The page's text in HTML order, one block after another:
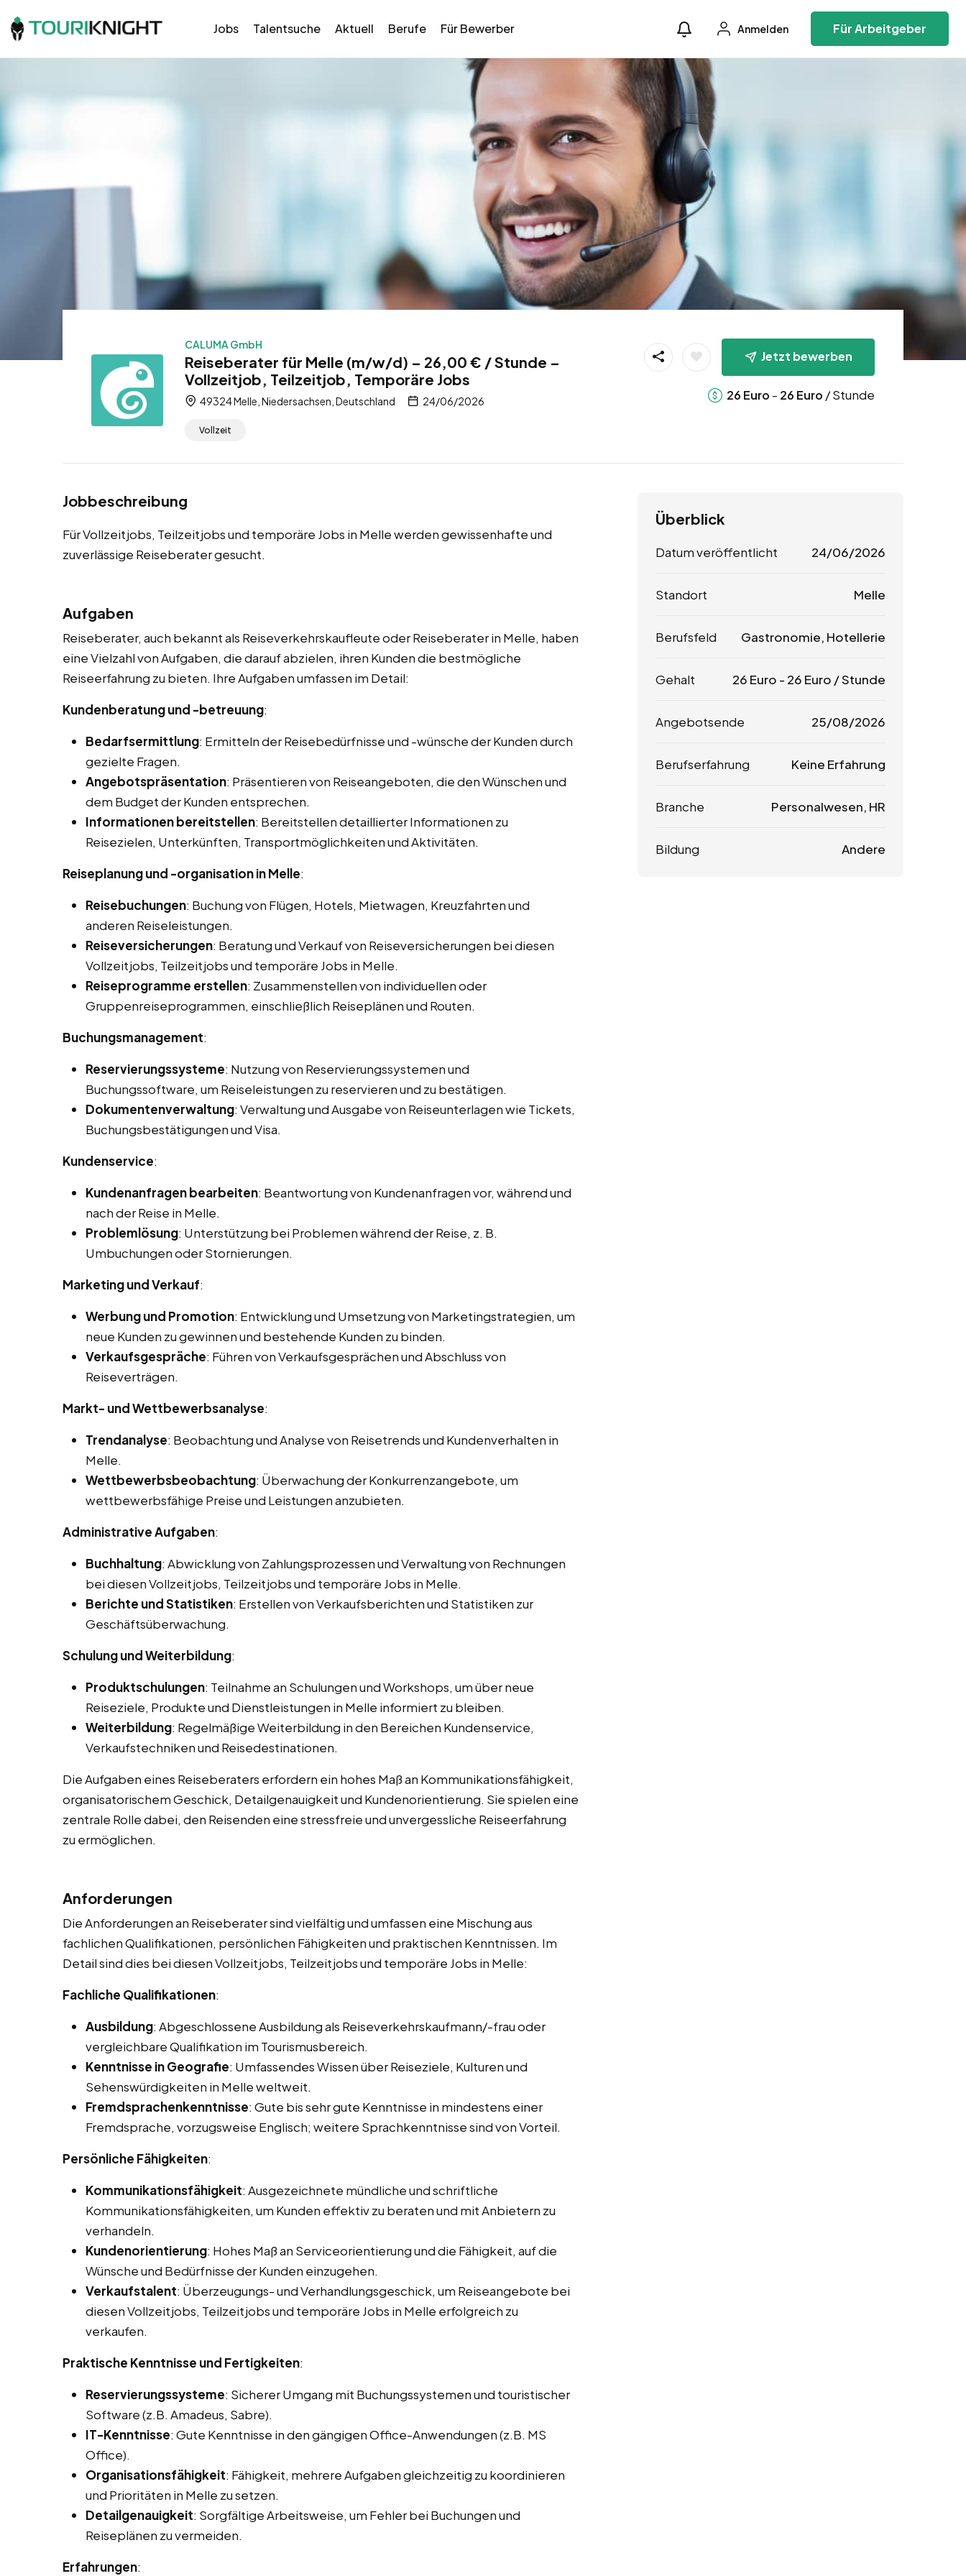
Jobs Talentsuche Aktuell Berufe Für Bewerber Anmelden Für Arbeitgeber
CALUMA GmbH
Reiseberater für Melle (m/w/d) – 26,00 € / Stunde –
Vollzeitjob, Teilzeitjob, Temporäre Jobs
49324 Melle, Niedersachsen, Deutschland 24/06/2026
Vollzeit
Jetzt bewerben
26 Euro - 26 Euro / Stunde
Jobbeschreibung
Für Vollzeitjobs, Teilzeitjobs und temporäre Jobs in Melle werden gewissenhafte und
zuverlässige Reiseberater gesucht.
Aufgaben
Reiseberater, auch bekannt als Reiseverkehrskaufleute oder Reiseberater in Melle, haben
eine Vielzahl von Aufgaben, die darauf abzielen, ihren Kunden die bestmögliche
Reiseerfahrung zu bieten. Ihre Aufgaben umfassen im Detail:
Kundenberatung und -betreuung:
Bedarfsermittlung: Ermitteln der Reisebedürfnisse und -wünsche der Kunden durch
gezielte Fragen.
Angebotspräsentation: Präsentieren von Reiseangeboten, die den Wünschen und
dem Budget der Kunden entsprechen.
Informationen bereitstellen: Bereitstellen detaillierter Informationen zu
Reisezielen, Unterkünften, Transportmöglichkeiten und Aktivitäten.
Reiseplanung und -organisation in Melle:
Reisebuchungen: Buchung von Flügen, Hotels, Mietwagen, Kreuzfahrten und
anderen Reiseleistungen.
Reiseversicherungen: Beratung und Verkauf von Reiseversicherungen bei diesen
Vollzeitjobs, Teilzeitjobs und temporäre Jobs in Melle.
Reiseprogramme erstellen: Zusammenstellen von individuellen oder
Gruppenreiseprogrammen, einschließlich Reiseplänen und Routen.
Buchungsmanagement:
Reservierungssysteme: Nutzung von Reservierungssystemen und
Buchungssoftware, um Reiseleistungen zu reservieren und zu bestätigen.
Dokumentenverwaltung: Verwaltung und Ausgabe von Reiseunterlagen wie Tickets,
Buchungsbestätigungen und Visa.
Kundenservice:
Kundenanfragen bearbeiten: Beantwortung von Kundenanfragen vor, während und
nach der Reise in Melle.
Problemlösung: Unterstützung bei Problemen während der Reise, z. B.
Umbuchungen oder Stornierungen.
Marketing und Verkauf:
Werbung und Promotion: Entwicklung und Umsetzung von Marketingstrategien, um
neue Kunden zu gewinnen und bestehende Kunden zu binden.
Verkaufsgespräche: Führen von Verkaufsgesprächen und Abschluss von
Reiseverträgen.
Markt- und Wettbewerbsanalyse:
Trendanalyse: Beobachtung und Analyse von Reisetrends und Kundenverhalten in
Melle.
Wettbewerbsbeobachtung: Überwachung der Konkurrenzangebote, um
wettbewerbsfähige Preise und Leistungen anzubieten.
Administrative Aufgaben:
Buchhaltung: Abwicklung von Zahlungsprozessen und Verwaltung von Rechnungen
bei diesen Vollzeitjobs, Teilzeitjobs und temporäre Jobs in Melle.
Berichte und Statistiken: Erstellen von Verkaufsberichten und Statistiken zur
Geschäftsüberwachung.
Schulung und Weiterbildung:
Produktschulungen: Teilnahme an Schulungen und Workshops, um über neue
Reiseziele, Produkte und Dienstleistungen in Melle informiert zu bleiben.
Weiterbildung: Regelmäßige Weiterbildung in den Bereichen Kundenservice,
Verkaufstechniken und Reisedestinationen.
Die Aufgaben eines Reiseberaters erfordern ein hohes Maß an Kommunikationsfähigkeit,
organisatorischem Geschick, Detailgenauigkeit und Kundenorientierung. Sie spielen eine
zentrale Rolle dabei, den Reisenden eine stressfreie und unvergessliche Reiseerfahrung
zu ermöglichen.
Anforderungen
Die Anforderungen an Reiseberater sind vielfältig und umfassen eine Mischung aus
fachlichen Qualifikationen, persönlichen Fähigkeiten und praktischen Kenntnissen. Im
Detail sind dies bei diesen Vollzeitjobs, Teilzeitjobs und temporäre Jobs in Melle:
Fachliche Qualifikationen:
Ausbildung: Abgeschlossene Ausbildung als Reiseverkehrskaufmann/-frau oder
vergleichbare Qualifikation im Tourismusbereich.
Kenntnisse in Geografie: Umfassendes Wissen über Reiseziele, Kulturen und
Sehenswürdigkeiten in Melle weltweit.
Fremdsprachenkenntnisse: Gute bis sehr gute Kenntnisse in mindestens einer
Fremdsprache, vorzugsweise Englisch; weitere Sprachkenntnisse sind von Vorteil.
Persönliche Fähigkeiten:
Kommunikationsfähigkeit: Ausgezeichnete mündliche und schriftliche
Kommunikationsfähigkeiten, um Kunden effektiv zu beraten und mit Anbietern zu
verhandeln.
Kundenorientierung: Hohes Maß an Serviceorientierung und die Fähigkeit, auf die
Wünsche und Bedürfnisse der Kunden einzugehen.
Verkaufstalent: Überzeugungs- und Verhandlungsgeschick, um Reiseangebote bei
diesen Vollzeitjobs, Teilzeitjobs und temporäre Jobs in Melle erfolgreich zu
verkaufen.
Praktische Kenntnisse und Fertigkeiten:
Reservierungssysteme: Sicherer Umgang mit Buchungssystemen und touristischer
Software (z.B. Amadeus, Sabre).
IT-Kenntnisse: Gute Kenntnisse in den gängigen Office-Anwendungen (z.B. MS
Office).
Organisationsfähigkeit: Fähigkeit, mehrere Aufgaben gleichzeitig zu koordinieren
und Prioritäten in Melle zu setzen.
Detailgenauigkeit: Sorgfältige Arbeitsweise, um Fehler bei Buchungen und
Reiseplänen zu vermeiden.
Erfahrungen:
Überblick
Datum veröffentlicht 24/06/2026
Standort Melle
Berufsfeld Gastronomie, Hotellerie
Gehalt 26 Euro - 26 Euro / Stunde
Angebotsende 25/08/2026
Berufserfahrung Keine Erfahrung
Branche Personalwesen, HR
Bildung Andere